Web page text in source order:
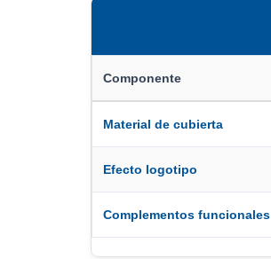
Componente
Material de cubierta
Efecto logotipo
Complementos funcionales